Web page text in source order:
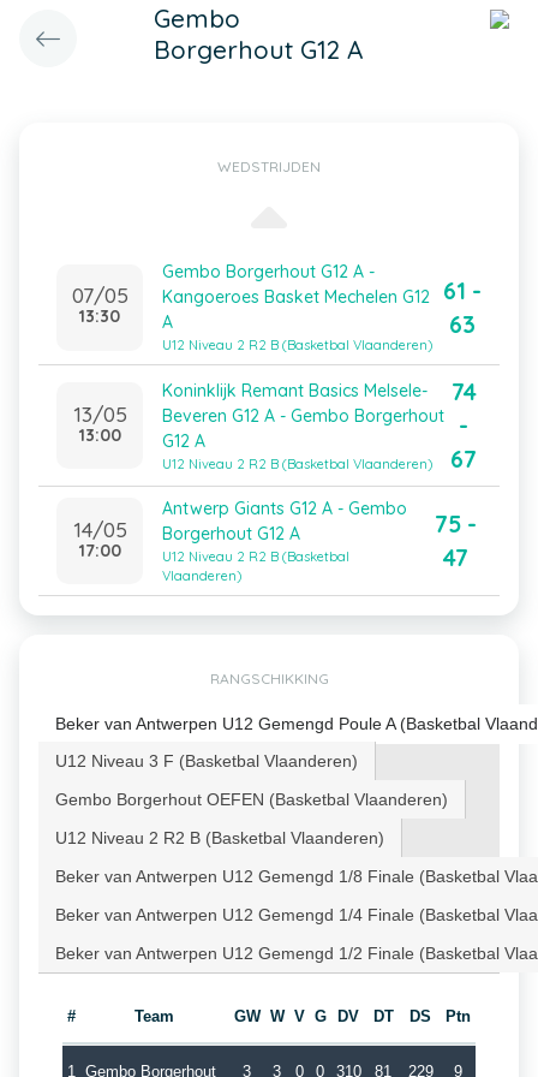
Gembo
Borgerhout G12 A
WEDSTRIJDEN
07/05
13:30
Gembo Borgerhout G12 A -
Kangoeroes Basket Mechelen G12
A
U12 Niveau 2 R2 B (Basketbal Vlaanderen)
61 -
63
13/05
13:00
Koninklijk Remant Basics Melsele-
Beveren G12 A - Gembo Borgerhout
G12 A
U12 Niveau 2 R2 B (Basketbal Vlaanderen)
74
-
67
14/05
17:00
Antwerp Giants G12 A - Gembo
Borgerhout G12 A
U12 Niveau 2 R2 B (Basketbal
Vlaanderen)
75 -
47
RANGSCHIKKING
Beker van Antwerpen U12 Gemengd Poule A (Basketbal
U12 Niveau 3 F (Basketbal Vlaanderen)
Gembo Borgerhout OEFEN (Basketbal Vlaanderen)
U12 Niveau 2 R2 B (Basketbal Vlaanderen)
Beker van Antwerpen U12 Gemengd 1/8 Finale (Basketbal
Beker van Antwerpen U12 Gemengd 1/4 Finale (Basketbal
Beker van Antwerpen U12 Gemengd 1/2 Finale (Basketbal
# Team GW W V G DV DT DS Ptn
1 Gembo Borgerhout 3 3 0 0 310 81 229 9